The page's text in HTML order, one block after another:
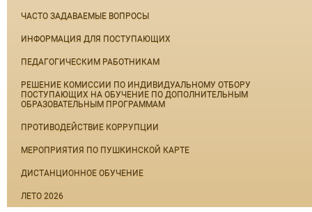
ЧАСТО ЗАДАВАЕМЫЕ ВОПРОСЫ
ИНФОРМАЦИЯ ДЛЯ ПОСТУПАЮЩИХ
ПЕДАГОГИЧЕСКИМ РАБОТНИКАМ
РЕШЕНИЕ КОМИССИИ ПО ИНДИВИДУАЛЬНОМУ ОТБОРУ
ПОСТУПАЮЩИХ НА ОБУЧЕНИЕ ПО ДОПОЛНИТЕЛЬНЫМ
ОБРАЗОВАТЕЛЬНЫМ ПРОГРАММАМ
ПРОТИВОДЕЙСТВИЕ КОРРУПЦИИ
МЕРОПРИЯТИЯ ПО ПУШКИНСКОЙ КАРТЕ
ДИСТАНЦИОННОЕ ОБУЧЕНИЕ
ЛЕТО 2026